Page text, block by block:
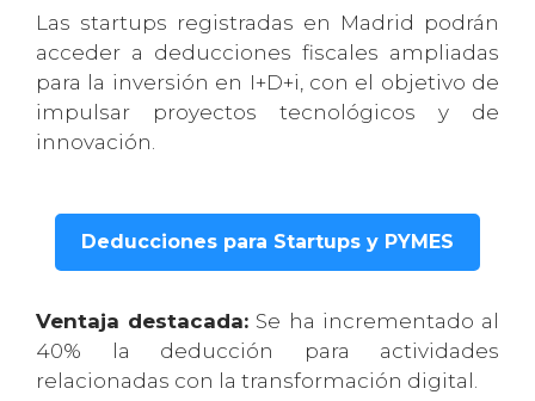
Las startups registradas en Madrid podrán
acceder a deducciones fiscales ampliadas
para la inversión en I+D+i, con el objetivo de
impulsar proyectos tecnológicos y de
innovación.
Deducciones para Startups y PYMES
Ventaja destacada: Se ha incrementado al
40% la deducción para actividades
relacionadas con la transformación digital.